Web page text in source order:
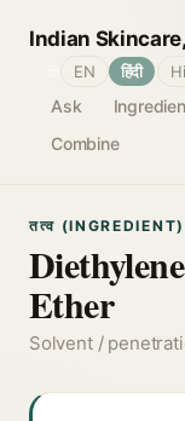
Indian
Ask
Combine
EN हिंदी
तत्व
Ether
Solvent /